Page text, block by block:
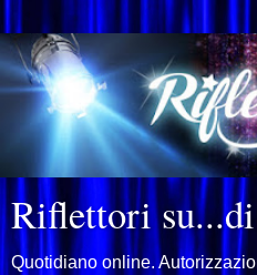
Riflettori
Quotidiano online.